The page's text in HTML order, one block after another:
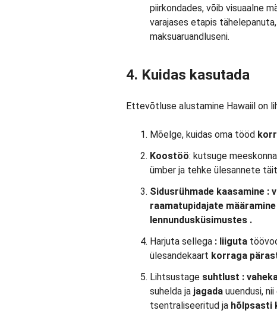
piirkondades, võib visuaalne
varajases etapis
maksuaruandluseni.
4. Kuidas kasutada
Ettevõtluse alustamine Hawaiil on
Mõelge, kuidas oma tööd
Koostöö: kutsuge
ümber ja tehke ülesannete
Sidusrühmade kaasamine :
raamatupidajate määramine
lennundusküsimustes .
Harjuta sellega : liiguta
ülesandekaart korraga
Lihtsustage suhtlust :
suhelda ja jagada uuendusi,
tsentraliseeritud ja hõlpsasti